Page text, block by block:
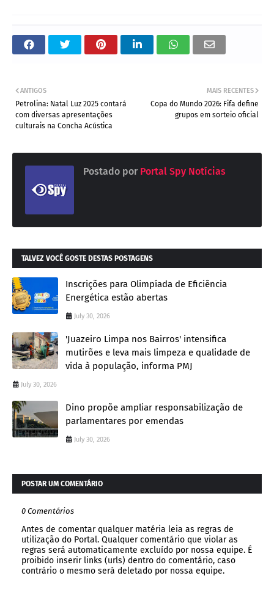
MAIS RECENTES
Copa do Mundo 2026: Fifa define
grupos em sorteio oficial
ANTIGOS
Petrolina: Natal Luz 2025 contará
com diversas apresentações
culturais na Concha Acústica
Postado por Portal Spy Notícias
TALVEZ VOCÊ GOSTE DESTAS POSTAGENS
Inscrições para Olimpíada de Eficiência
Energética estão abertas
July 30, 2026
'Juazeiro Limpa nos Bairros' intensifica
mutirões e leva mais limpeza e qualidade de
vida à população, informa PMJ
July 30, 2026
Dino propõe ampliar responsabilização de
parlamentares por emendas
July 30, 2026
POSTAR UM COMENTÁRIO
0 Comentários
Antes de comentar qualquer matéria leia as regras de
utilização do Portal. Qualquer comentário que violar as
regras será automaticamente excluído por nossa equipe. É
proibido inserir links (urls) dentro do comentário, caso
contrário o mesmo será deletado por nossa equipe.